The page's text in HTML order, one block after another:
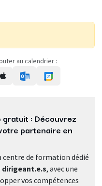
au calendrier :
: Découvrez
partenaire en
centre de formation dédié
dirigeant.e.s, avec une
vos compétences